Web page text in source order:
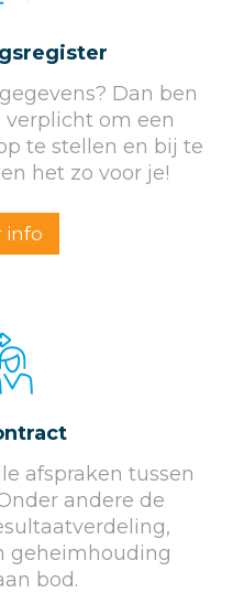
Dan ben
verplicht om een
te stellen en bij te
het zo voor je!
info
afspraken tussen
andere de
geheimhouding
bod.